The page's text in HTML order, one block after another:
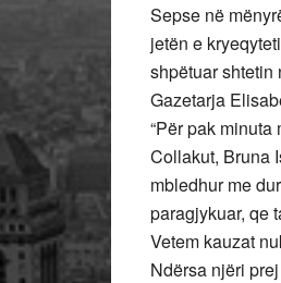
Sepse në
jetën e
shpëtuar shtetin
Gazetarja
“Për pak
Collakut, Bruna
mbledhur me
paragjykuar, qe
Vetem kauzat
Ndërsa njëri